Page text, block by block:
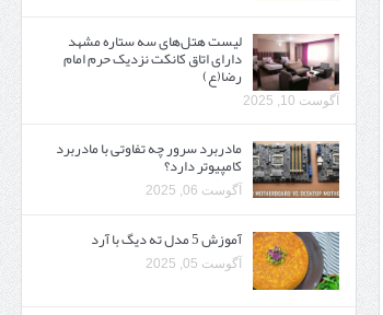
لیست هتل‌های سه ستاره مشهد
دارای اتاق کانکت نزدیک حرم امام
رضا(ع)
آگوست 10, 2025
مادربرد سرور چه تفاوتی با مادربرد
کامپیوتر دارد؟
آگوست 06, 2025
آموزش 5 مدل ته دیگ با آرد
آگوست 05, 2025